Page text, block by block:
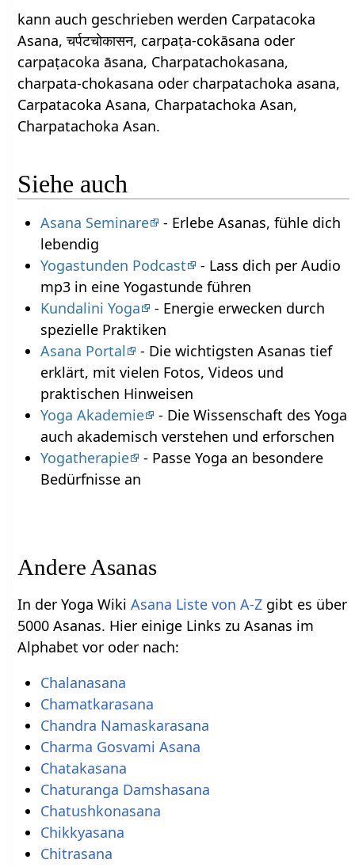
kann auch geschrieben werden Carpatacoka
Asana, चर्पटचोकासन, carpaṭa-cokāsana oder
carpaṭacoka āsana, Charpatachokasana,
charpata-chokasana oder charpatachoka asana,
Carpatacoka Asana, Charpatachoka Asan,
Charpatachoka Asan.
Siehe auch
Asana Seminare
- Erlebe Asanas, fühle dich
lebendig
Yogastunden Podcast
- Lass dich per Audio
mp3 in eine Yogastunde führen
Kundalini Yoga
- Energie erwecken durch
spezielle Praktiken
Asana Portal
- Die wichtigsten Asanas tief
erklärt, mit vielen Fotos, Videos und
praktischen Hinweisen
Yoga Akademie
- Die Wissenschaft des Yoga
auch akademisch verstehen und erforschen
Yogatherapie
- Passe Yoga an besondere
Bedürfnisse an
Andere Asanas
In der Yoga WikiAsana Liste von A-Z gibt es über
5000 Asanas. Hier einige Links zu Asanas im
Alphabet vor oder nach:
Chalanasana
Chamatkarasana
Chandra Namaskarasana
Charma Gosvami Asana
Chatakasana
Chaturanga Damshasana
Chatushkonasana
Chikkyasana
Chitrasana